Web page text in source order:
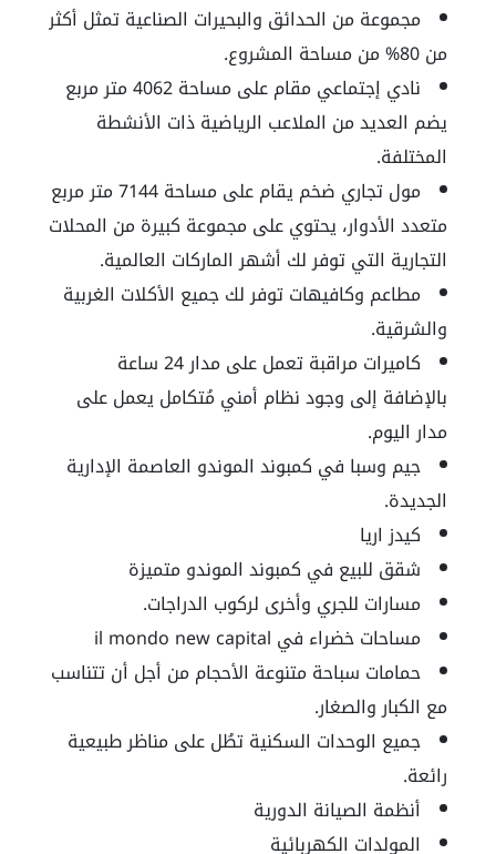
مجموعة من الحدائق والبحيرات الصناعية تمثل أكثر
من 80% من مساحة المشروع.
نادي إجتماعي مقام على مساحة 4062 متر مربع
يضم العديد من الملاعب الرياضية ذات الأنشطة
المختلفة.
مول تجاري ضخم يقام على مساحة 7144 متر مربع
متعدد الأدوار، يحتوي على مجموعة كبيرة من المحلات
التجارية التي توفر لك أشهر الماركات العالمية.
مطاعم وكافيهات توفر لك جميع الأكلات الغربية
والشرقية.
كاميرات مراقبة تعمل على مدار 24 ساعة
بالإضافة إلى وجود نظام أمني مُتكامل يعمل على
مدار اليوم.
جيم وسبا في كمبوند الموندو العاصمة الإدارية
الجديدة.
كيدز اريا
شقق للبيع في كمبوند الموندو متميزة
مسارات للجري وأخرى لركوب الدراجات.
مساحات خضراء في il mondo new capital
حمامات سباحة متنوعة الأحجام من أجل أن تتناسب
مع الكبار والصغار.
جميع الوحدات السكنية تطُل على مناظر طبيعية
رائعة.
أنظمة الصيانة الدورية
المولدات الكهربائية